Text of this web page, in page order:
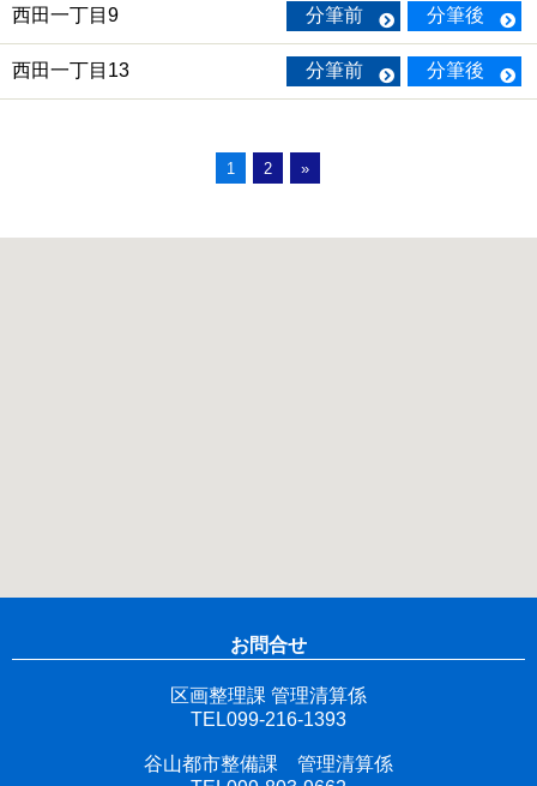
西田一丁目9 分筆前 分筆後
西田一丁目13 分筆前 分筆後
1 2 »
お問合せ
区画整理課 管理清算係
TEL099-216-1393
谷山都市整備課 管理清算係